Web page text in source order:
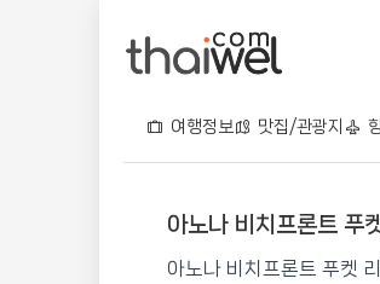
여행정보 맛집/관광지
아노나 비치프
📍 푸켓★★★★ ⭐ 8.5
아노나 비치프론트 푸
아노나 비치프론트 푸켓